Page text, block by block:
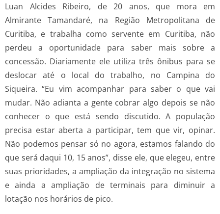
Luan Alcides Ribeiro, de 20 anos, que mora em
Almirante Tamandaré, na Região Metropolitana de
Curitiba, e trabalha como servente em Curitiba, não
perdeu a oportunidade para saber mais sobre a
concessão. Diariamente ele utiliza três ônibus para se
deslocar até o local do trabalho, no Campina do
Siqueira. “Eu vim acompanhar para saber o que vai
mudar. Não adianta a gente cobrar algo depois se não
conhecer o que está sendo discutido. A população
precisa estar aberta a participar, tem que vir, opinar.
Não podemos pensar só no agora, estamos falando do
que será daqui 10, 15 anos”, disse ele, que elegeu, entre
suas prioridades, a ampliação da integração no sistema
e ainda a ampliação de terminais para diminuir a
lotação nos horários de pico.